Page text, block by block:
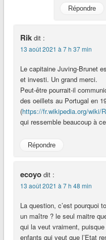
Répondre
Rik dit :
13 août 2021 à 7 h 37 min
Le capitaine Juving-Brunet
et investi. Un grand merci.
Peut-être pourrait-il
des oeillets au Portugal en
(https://fr.wikipedia.org/wiki/
qui ressemble beaucoup à
Répondre
ecoyo dit :
13 août 2021 à 7 h 48 min
La question, c’est pourquoi
un maître ? le seul maitre
qui la veut vraiment,
enfants qui veut que l’Etat